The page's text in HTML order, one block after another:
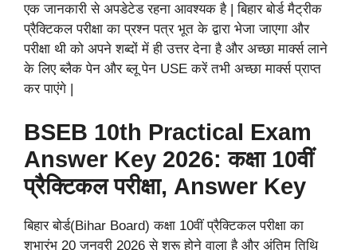
एक जानकारी से अपडेटेड रहना आवश्यक है | बिहार बोर्ड मैट्रीक
प्रैक्टिकल परीक्षा का प्रश्न पत्र भूत के द्वारा भेजा जाएगा और
परीक्षा थी को अपने शब्दों में ही उत्तर देना है और अच्छा मार्क्स लाने
के लिए ब्लैक पेन और ब्लू पेन USE करें तभी अच्छा मार्क्स प्राप्त
कर पाएंगे |
BSEB 10th Practical Exam
Answer Key 2026: कक्षा 10वीं
प्रैक्टिकल परीक्षा, Answer Key
बिहार बोर्ड(Bihar Board) कक्षा 10वीं प्रैक्टिकल परीक्षा का
शुभारंभ 20 जनवरी 2026 से शुरू होने वाला है और अंतिम तिथि